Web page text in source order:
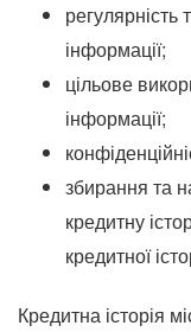
інформації;
цільове
інформації;
збирання та
кредитну
кредитної
Кредитна історія